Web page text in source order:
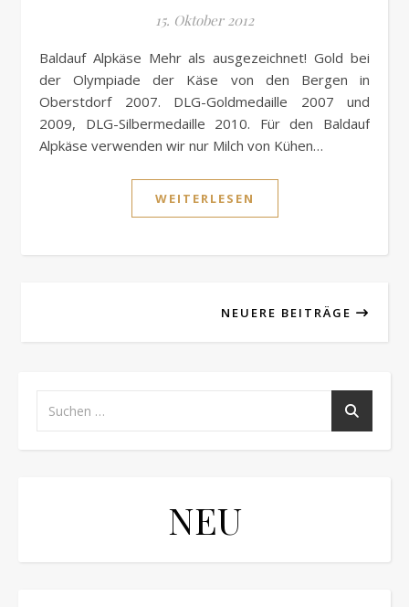
15. Oktober 2012
Baldauf Alpkäse Mehr als ausgezeichnet! Gold bei
der Olympiade der Käse von den Bergen in
Oberstdorf 2007. DLG-Goldmedaille 2007 und
2009, DLG-Silbermedaille 2010. Für den Baldauf
Alpkäse verwenden wir nur Milch von Kühen…
WEITERLESEN
NEUERE BEITRÄGE
NEU